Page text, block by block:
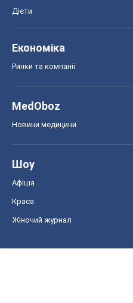
Дієти
Економіка
Ринки та компанії
MedOboz
Новини медицини
Шоу
Афіша
Краса
Жіночий журнал